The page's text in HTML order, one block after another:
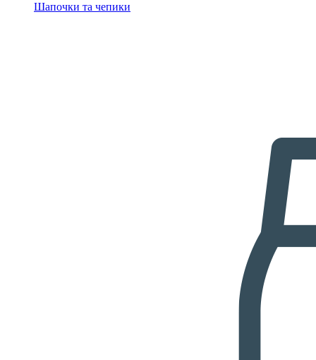
Шапочки та чепики